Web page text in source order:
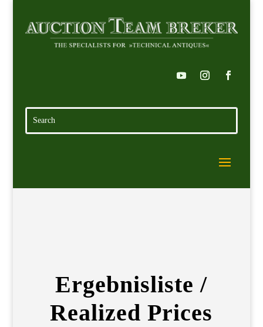
Ergebnisliste /
Realized Prices